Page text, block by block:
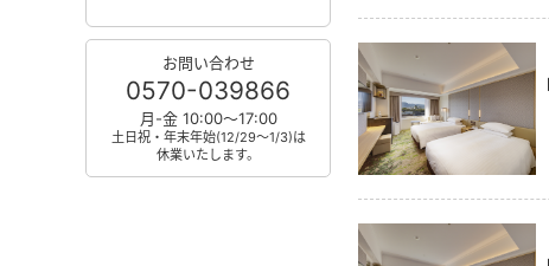
お問い合わせ
0570-039866
月-金 10:00～17:00
土日祝・年末年始(12/29～1/3)は
休業いたします。